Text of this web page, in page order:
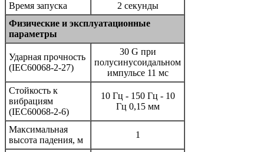
Время запуска
2 секунды
Физические и эксплуатационные
параметры
Ударная прочность
(IEC60068-2-27)
30 G при
полусинусоидальном
импульсе 11 мс
Стойкость к
вибрациям
(IEC60068-2-6)
10 Гц - 150 Гц - 10
Гц 0,15 мм
Максимальная
высота падения, м
1